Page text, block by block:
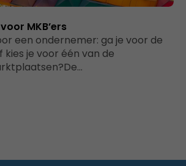
MKB’ers
een ondernemer: ga je voor de
kies je voor één van de